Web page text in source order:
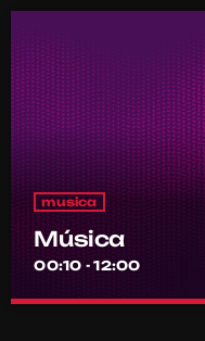
musica
Música
00:10 - 12:00